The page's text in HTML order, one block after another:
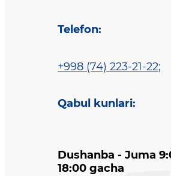
Telefon:
+998 (74) 223-21-22;
Qabul kunlari:
Dushanba - Juma
18:00 gacha